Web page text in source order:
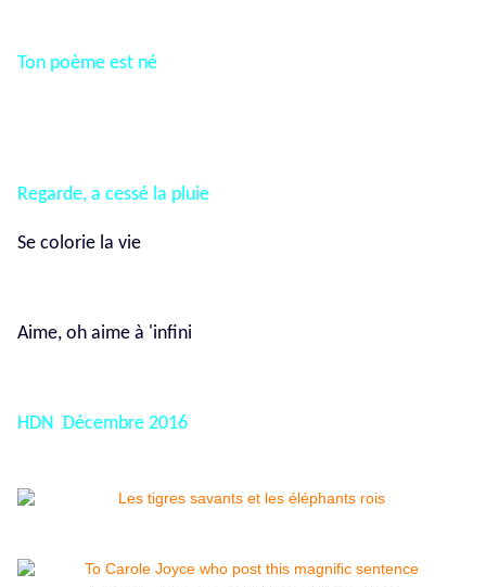
Ton poème est né
Regarde, a cessé la pluie
Se colorie la vie
Aime, oh aime à 'infini
HDN Décembre 2016